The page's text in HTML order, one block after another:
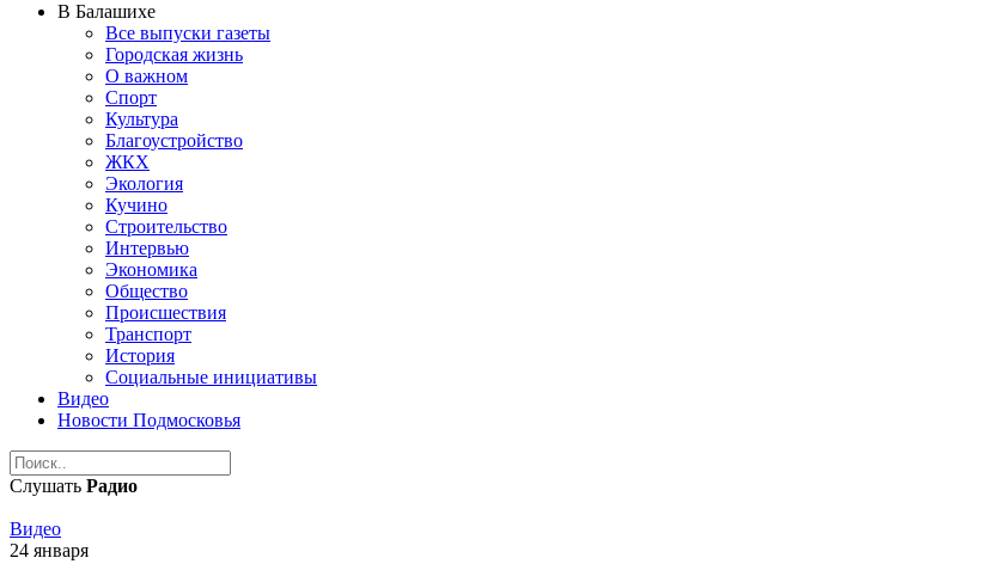
В Балашихе
Все выпуски газеты
Городская жизнь
О важном
Спорт
Культура
Благоустройство
ЖКХ
Экология
Кучино
Строительство
Интервью
Экономика
Общество
Происшествия
Транспорт
История
Социальные инициативы
Видео
Новости Подмосковья
Слушать Радио
Видео
24 января